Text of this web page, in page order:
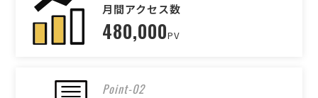
月間アクセス数
480,000PV
Point-02